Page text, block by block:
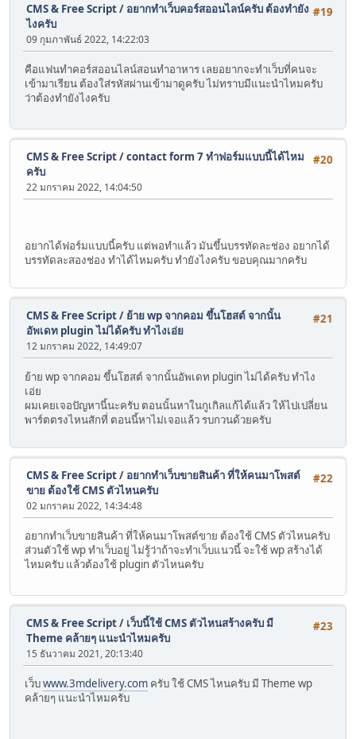
#19
CMS & Free Script/ อยากทำเว็บคอร์สออนไลน์ครับ ต้องทำยัง
ไงครับ
09 กุมภาพันธ์ 2022, 14:22:03
คือแฟนทำคอร์สออนไลน์สอนทำอาหาร เลยอยากจะทำเว็บที่คนจะ
เข้ามาเรียน ต้องใส่รหัสผ่านเข้ามาดูครับ ไม่ทราบมีแนะนำไหมครับ
ว่าต้องทำยังไงครับ
#20
CMS & Free Script/contact form 7 ทำฟอร์มแบบนี้ได้ไหม
ครับ
22 มกราคม 2022, 14:04:50
อยากได้ฟอร์มแบบนี้ครับ แต่พอทำแล้ว มันขึ้นบรรทัดละช่อง อยากได้
บรรทัดละสองช่อง ทำได้ไหมครับ ทำยังไงครับ ขอบคุณมากครับ
#21
CMS & Free Script/ ย้าย wp จากคอม ขึ้นโฮสต์ จากนั้น
อัพเดท plugin ไม่ได้ครับ ทำไงเอ่ย
12 มกราคม 2022, 14:49:07
ย้าย wp จากคอม ขึ้นโฮสต์ จากนั้นอัพเดท plugin ไม่ได้ครับ ทำไง
เอ่ย
ผมเคยเจอปัญหานี้นะครับ ตอนนั้นหาในกูเกิลแก้ได้แล้ว ให้ไปเปลี่ยน
พาร์ตตรงไหนสักที่ ตอนนี้หาไม่เจอแล้ว รบกวนด้วยครับ
#22
CMS & Free Script/ อยากทำเว็บขายสินค้า ที่ให้คนมาโพสต์
ขาย ต้องใช้ CMS ตัวไหนครับ
02 มกราคม 2022, 14:34:48
อยากทำเว็บขายสินค้า ที่ให้คนมาโพสต์ขาย ต้องใช้ CMS ตัวไหนครับ
ส่วนตัวใช้ wp ทำเว็บอยู่ ไม่รู้ว่าถ้าจะทำเว็บแนวนี้ จะใช้ wp สร้างได้
ไหมครับ แล้วต้องใช้ plugin ตัวไหนครับ
#23
CMS & Free Script/ เว็บนี้ใช้ CMS ตัวไหนสร้างครับ มี
Theme คล้ายๆ แนะนำไหมครับ
15 ธันวาคม 2021, 20:13:40
เว็บwww.3mdelivery.com ครับ ใช้ CMS ไหนครับ มี Theme wp
คล้ายๆ แนะนำไหมครับ